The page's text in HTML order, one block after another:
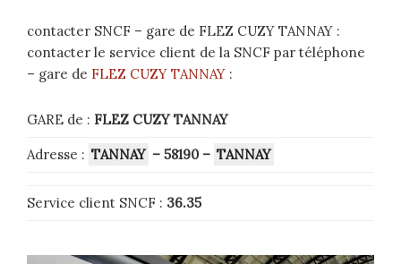
contacter SNCF – gare de FLEZ CUZY TANNAY :
contacter le service client de la SNCF par téléphone
– gare de FLEZ CUZY TANNAY :
GARE de : FLEZ CUZY TANNAY
Adresse : TANNAY – 58190 – TANNAY
Service client SNCF : 36.35